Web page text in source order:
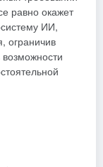
равно окажет
ИИ,
ограничив